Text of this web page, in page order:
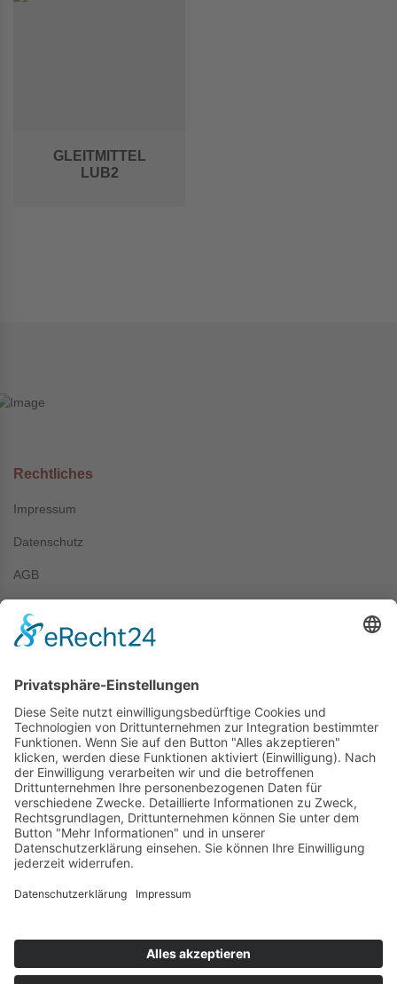
GLEITMITTEL
LUB2
Rechtliches
Impressum
Datenschutz
AGB
+49 (0) 7044 / 4067
Siemensstr. 2
D-71299 Wimsheim
Copyright © Prechter + Renner GmbH, 2024